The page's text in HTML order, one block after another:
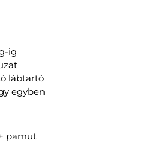
ig
lábtartó
egyben
pamut